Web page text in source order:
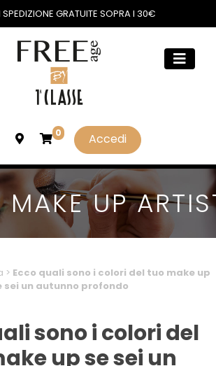
SPEDIZIONE GRATUITE SOPRA I 30€
0 Accedi
UP
> Ecco quali sono i colori del tuo make up
sei un autunno profondo
sono i colori del
up se sei un